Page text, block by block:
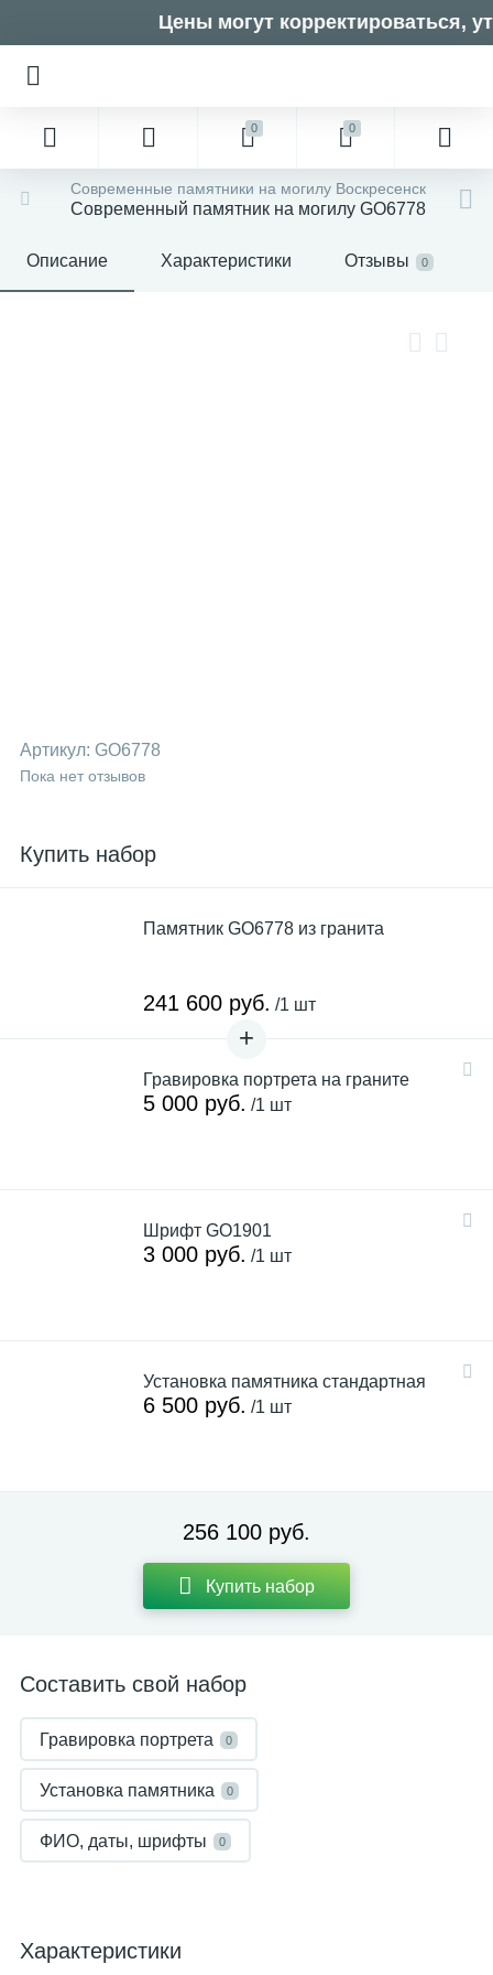
Цены могут корректироваться,
0 0
Современные памятники на могилу Воскресенск
Современный памятник на могилу GO6778
Описание Характеристики Отзывы 0
Артикул: GO6778
Пока нет отзывов
Купить набор
Памятник GO6778 из гранита
241 600 руб. /1 шт
Гравировка портрета на граните
5 000 руб. /1 шт
Шрифт GO1901
3 000 руб. /1 шт
Установка памятника стандартная
6 500 руб. /1 шт
256 100 руб.
Купить набор
Составить свой набор
Гравировка портрета 0
Установка памятника 0
ФИО, даты, шрифты 0
Характеристики